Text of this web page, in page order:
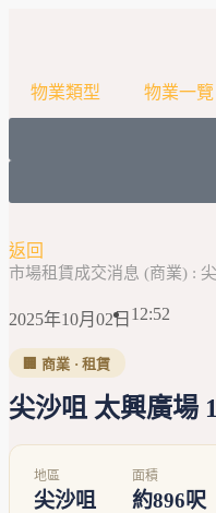
物業類型 物業一覽
返回
市場租賃成交消息 (商業) :
2025年10月02日 12:52
🏢 商業 · 租賃
尖沙咀 太興廣場
地區
尖沙咀
面積
約896呎